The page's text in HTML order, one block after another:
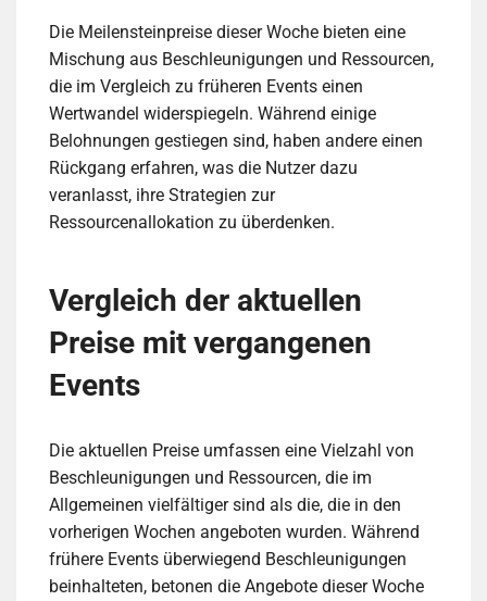
Die Meilensteinpreise dieser Woche bieten eine
Mischung aus Beschleunigungen und Ressourcen,
die im Vergleich zu früheren Events einen
Wertwandel widerspiegeln. Während einige
Belohnungen gestiegen sind, haben andere einen
Rückgang erfahren, was die Nutzer dazu
veranlasst, ihre Strategien zur
Ressourcenallokation zu überdenken.
Vergleich der aktuellen
Preise mit vergangenen
Events
Die aktuellen Preise umfassen eine Vielzahl von
Beschleunigungen und Ressourcen, die im
Allgemeinen vielfältiger sind als die, die in den
vorherigen Wochen angeboten wurden. Während
frühere Events überwiegend Beschleunigungen
beinhalteten, betonen die Angebote dieser Woche